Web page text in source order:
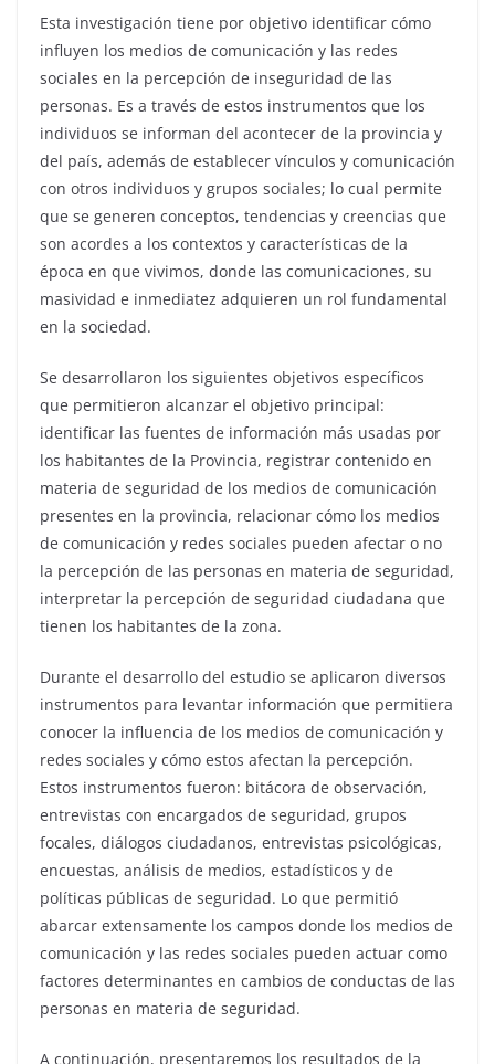
Esta investigación tiene por objetivo identificar cómo
influyen los medios de comunicación y las redes
sociales en la percepción de inseguridad de las
personas. Es a través de estos instrumentos que los
individuos se informan del acontecer de la provincia y
del país, además de establecer vínculos y comunicación
con otros individuos y grupos sociales; lo cual permite
que se generen conceptos, tendencias y creencias que
son acordes a los contextos y características de la
época en que vivimos, donde las comunicaciones, su
masividad e inmediatez adquieren un rol fundamental
en la sociedad.
Se desarrollaron los siguientes objetivos específicos
que permitieron alcanzar el objetivo principal:
identificar las fuentes de información más usadas por
los habitantes de la Provincia, registrar contenido en
materia de seguridad de los medios de comunicación
presentes en la provincia, relacionar cómo los medios
de comunicación y redes sociales pueden afectar o no
la percepción de las personas en materia de seguridad,
interpretar la percepción de seguridad ciudadana que
tienen los habitantes de la zona.
Durante el desarrollo del estudio se aplicaron diversos
instrumentos para levantar información que permitiera
conocer la influencia de los medios de comunicación y
redes sociales y cómo estos afectan la percepción.
Estos instrumentos fueron: bitácora de observación,
entrevistas con encargados de seguridad, grupos
focales, diálogos ciudadanos, entrevistas psicológicas,
encuestas, análisis de medios, estadísticos y de
políticas públicas de seguridad. Lo que permitió
abarcar extensamente los campos donde los medios de
comunicación y las redes sociales pueden actuar como
factores determinantes en cambios de conductas de las
personas en materia de seguridad.
A continuación, presentaremos los resultados de la